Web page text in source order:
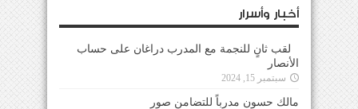
أخبار وأسرار
لقب ثانٍ للنجمة مع المدرب دراغان على حساب
الأنصار
سبتمبر 15, 2024
مالك حسون مدرباً للتضامن صور